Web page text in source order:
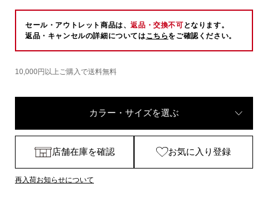
セール・アウトレット商品は、返品・交換不可 となります。
返品・キャンセルの詳細についてはこちらをご確認ください。
10,000円以上ご購入で送料無料
カラー・サイズを選ぶ
店舗在庫を確認 お気に入り登録
再入荷お知らせについて